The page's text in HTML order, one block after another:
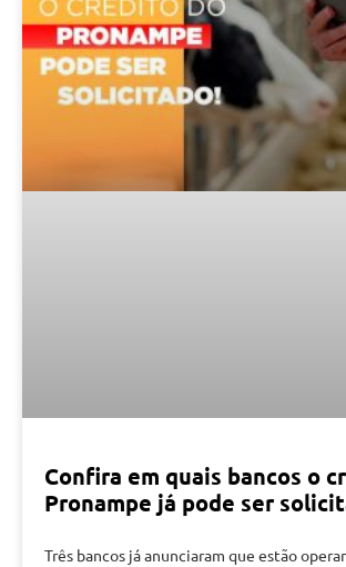
Confira em quais bancos o
Pronampe já pode ser
Três bancos já anunciaram que estão